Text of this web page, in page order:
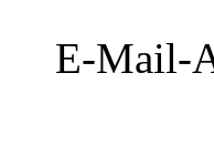
E-Mail-